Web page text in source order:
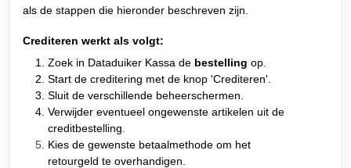
als de stappen die hieronder beschreven zijn.
Crediteren werkt als volgt:
Zoek in Dataduiker Kassa de bestelling op.
Start de creditering met de knop 'Crediteren'.
Sluit de verschillende beheerschermen.
Verwijder eventueel ongewenste artikelen uit de
creditbestelling.
Kies de gewenste betaalmethode om het
retourgeld te overhandigen.